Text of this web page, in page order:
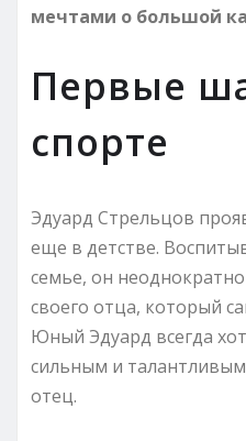
мечтами о большой
Первые
спорте
Эдуард Стрельцов
еще в детстве.
семье, он
своего отца, который
Юный Эдуард всегда
сильным и
отец.